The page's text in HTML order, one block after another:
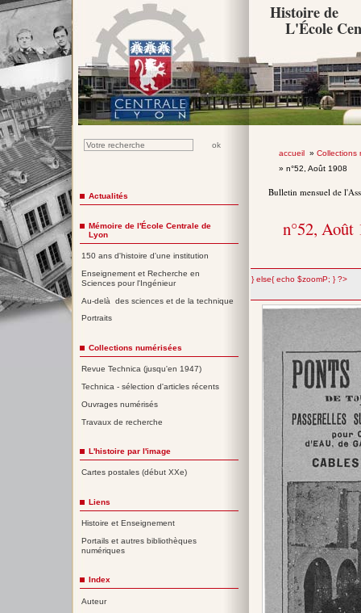
Histoire de
L'École
accueil» Collections
» n°52, Août 1908
Bulletin mensuel de
n°52, Août
";} else{ echo $zoomP; } ?>
Actualités
Mémoire de l'École Centrale de
Lyon
150 ans d'histoire d'une institution
Enseignement et Recherche en
Sciences pour l'Ingénieur
Au-delà des sciences et de la technique
Portraits
Collections numérisées
Revue Technica (jusqu'en 1947)
Technica - sélection d'articles récents
Ouvrages numérisés
Travaux de recherche
L'histoire par l'image
Cartes postales (début XXe)
Liens
Histoire et Enseignement
Portails et autres bibliothèques
numériques
Index
Auteur